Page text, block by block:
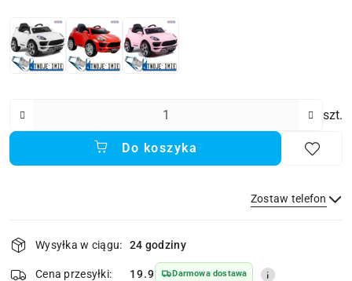
szt.
Do koszyka
Zostaw telefon
Wyślij
Dostępność
i
dostawa
Wysyłka w ciągu: 24 godziny
Cena przesyłki: 19.9 Darmowa dostawa